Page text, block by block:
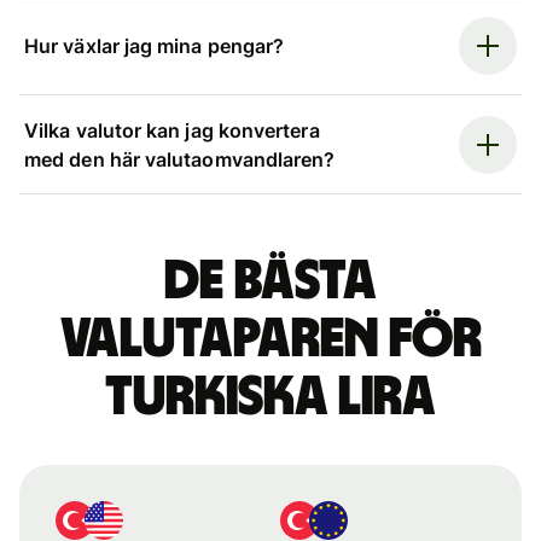
Hur växlar jag mina pengar?
Vilka valutor kan jag konvertera
med den här valutaomvandlaren?
De bästa
valutaparen för
turkiska lira